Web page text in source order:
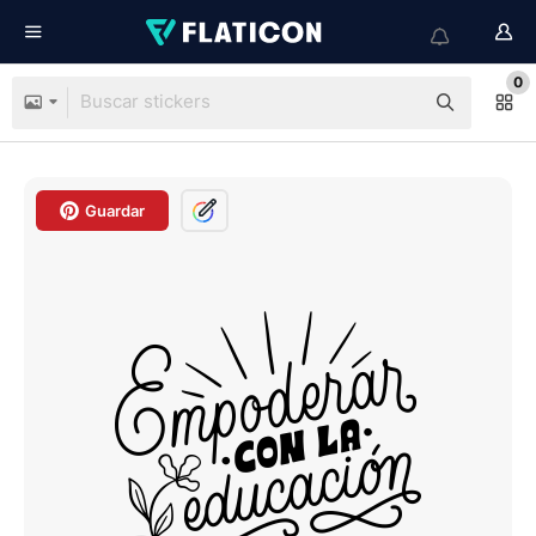
0
Guardar